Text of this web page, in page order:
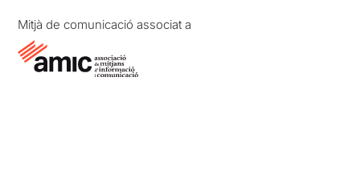
Mitjà de comunicació associat a